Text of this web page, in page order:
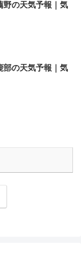
野の天気予報｜気
部の天気予報｜気